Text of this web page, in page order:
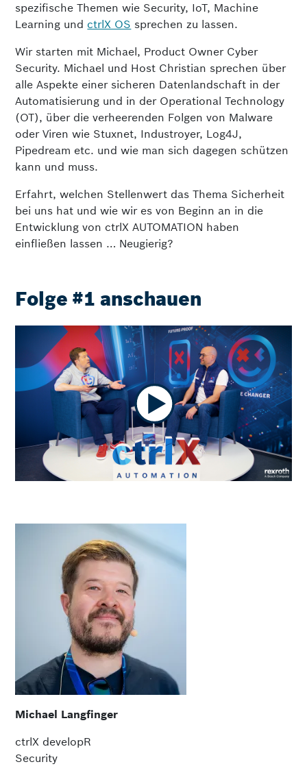
spezifische Themen wie Security, IoT, Machine
Learning und ctrlX OS sprechen zu lassen.
Wir starten mit Michael, Product Owner Cyber
Security. Michael und Host Christian sprechen über
alle Aspekte einer sicheren Datenlandschaft in der
Automatisierung und in der Operational Technology
(OT), über die verheerenden Folgen von Malware
oder Viren wie Stuxnet, Industroyer, Log4J,
Pipedream etc. und wie man sich dagegen schützen
kann und muss.
Erfahrt, welchen Stellenwert das Thema Sicherheit
bei uns hat und wie wir es von Beginn an in die
Entwicklung von ctrlX AUTOMATION haben
einfließen lassen … Neugierig?
Folge #1 anschauen
Michael Langfinger
ctrlX developR
Security